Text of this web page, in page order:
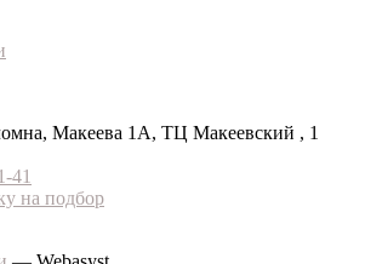
Макеева 1А, ТЦ Макеевский , 1
41
на подбор